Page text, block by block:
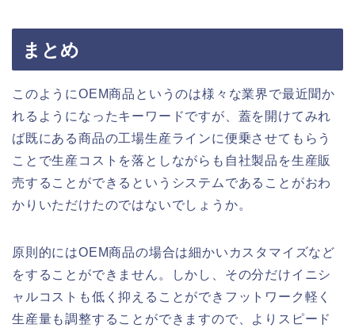
まとめ
このようにOEM商品というのは様々な業界で最近聞か
れるようになったキーワードですが、蓋を開けてみれ
ば既にある商品の工場生産ラインに便乗させてもらう
ことで生産コストを落としながらも自社製品を生産販
売することができるというシステムであることがおわ
かりいただけたのではないでしょうか。
原則的にはOEM商品の場合は細かいカスタマイズなど
をすることができません。しかし、その分だけイニシ
ャルコストも低く抑えることができフットワーク軽く
生産量も調整することができますので、よりスピード